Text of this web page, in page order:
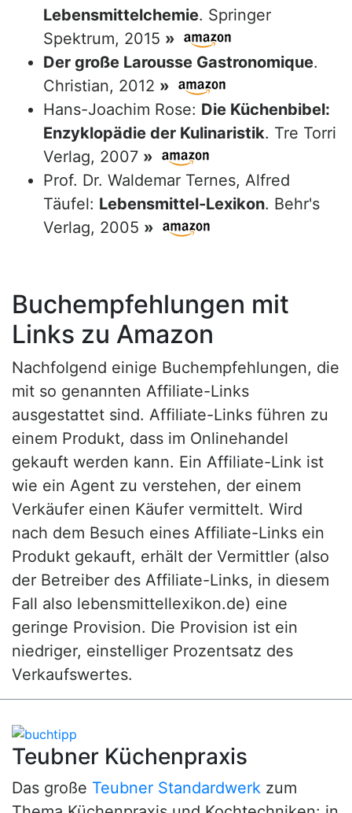
Lebensmittelchemie. Springer
Spektrum, 2015 »
Der große Larousse Gastronomique.
Christian, 2012 »
Hans-Joachim Rose: Die Küchenbibel:
Enzyklopädie der Kulinaristik. Tre Torri
Verlag, 2007 »
Prof. Dr. Waldemar Ternes, Alfred
Täufel: Lebensmittel-Lexikon. Behr's
Verlag, 2005 »
Buchempfehlungen mit
Links zu Amazon
Nachfolgend einige Buchempfehlungen, die
mit so genannten Affiliate-Links
ausgestattet sind. Affiliate-Links führen zu
einem Produkt, dass im Onlinehandel
gekauft werden kann. Ein Affiliate-Link ist
wie ein Agent zu verstehen, der einem
Verkäufer einen Käufer vermittelt. Wird
nach dem Besuch eines Affiliate-Links ein
Produkt gekauft, erhält der Vermittler (also
der Betreiber des Affiliate-Links, in diesem
Fall also lebensmittellexikon.de) eine
geringe Provision. Die Provision ist ein
niedriger, einstelliger Prozentsatz des
Verkaufswertes.
Teubner Küchenpraxis
Das große Teubner Standardwerk zum